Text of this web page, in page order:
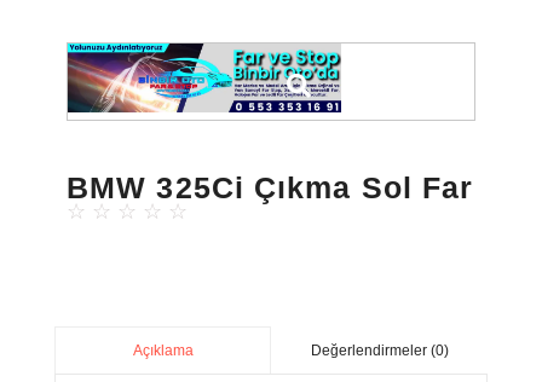
BMW 325Ci Çıkma Sol Far
☆ ☆ ☆ ☆ ☆
Açıklama Değerlendirmeler (0)